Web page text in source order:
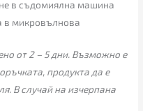
в съдомиялна машина
в микровълновa
от 2 – 5 дни. Възможно е
продукта да е
В случай на изчерпана